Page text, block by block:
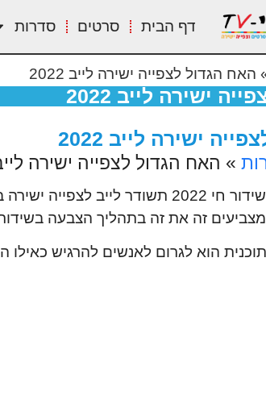
דף הבית סרטים סדרות
האח הגדול לצפייה ישירה לייב 2022
ישירה לייב 2022
ישירה לייב 2022
» האח הגדול לצפייה ישירה לייב
זה את זה בתהליך הצבעה
הוא לגרום לאנשים להרגיש